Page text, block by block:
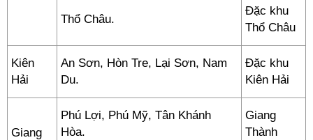
Thổ Châu.
Đặc khu
Thổ Châu
Kiên
Hải
An Sơn, Hòn Tre, Lại Sơn, Nam
Du.
Đặc khu
Kiên Hải
Giang
Phú Lợi, Phú Mỹ, Tân Khánh
Hòa.
Giang
Thành